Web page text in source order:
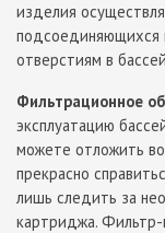
изделия
подсоединяющихся
отверстиям в
Фильтрационное
эксплуатацию
можете отложить
прекрасно
лишь следить за
картриджа. Фильтр-